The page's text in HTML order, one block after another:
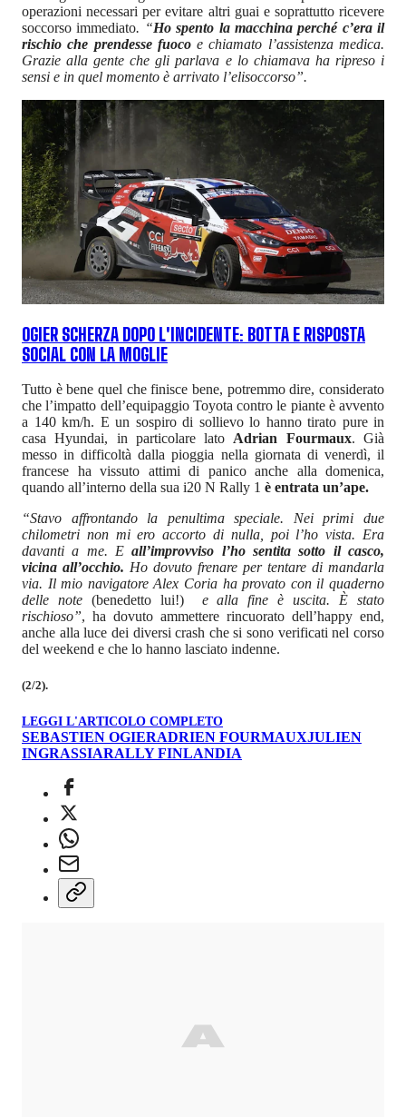
operazioni necessari per evitare altri guai e soprattutto ricevere
soccorso immediato. “Ho spento la macchina perché c’era il
rischio che prendesse fuocoe chiamato l’assistenza medica.
Grazie alla gente che gli parlava e lo chiamava ha ripreso i
sensi e in quel momento è arrivato l’elisoccorso”.
OGIER SCHERZA DOPO L'INCIDENTE: BOTTA E RISPOSTA
SOCIAL CON LA MOGLIE
Tutto è bene quel che finisce bene, potremmo dire, considerato
che l’impatto dell’equipaggio Toyota contro le piante è avvento
a 140 km/h. E un sospiro di sollievo lo hanno tirato pure in
casa Hyundai, in particolare lato Adrian Fourmaux. Già
messo in difficoltà dalla pioggia nella giornata di venerdì, il
francese ha vissuto attimi di panico anche alla domenica,
quando all’interno della sua i20 N Rally 1 è entrata un’ape.
“Stavo affrontando la penultima speciale. Nei primi due
chilometri non mi ero accorto di nulla, poi l’ho vista. Era
davanti a me. Eall’improvviso l’ho sentita sotto il casco,
vicina all’occhio. Ho dovuto frenare per tentare di mandarla
via. Il mio navigatore Alex Coria ha provato con il quaderno
delle note (benedetto lui!)e alla fine è uscita. È stato
rischioso”, ha dovuto ammettere rincuorato dell’happy end,
anche alla luce dei diversi crash che si sono verificati nel corso
del weekend e che lo hanno lasciato indenne.
(2/2).
LEGGI L'ARTICOLO COMPLETO
SEBASTIEN OGIERADRIEN FOURMAUXJULIEN
INGRASSIARALLY FINLANDIA